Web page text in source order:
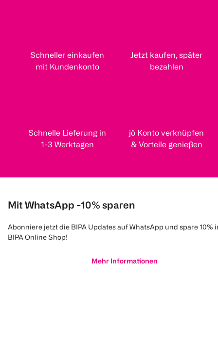
Schneller einkaufen
mit Kundenkonto
Jetzt kaufen, später
bezahlen
Schnelle Lieferung in
1-3 Werktagen
jö Konto verknüpfen
& Vorteile genießen
Mit WhatsApp -10% sparen
Abonniere jetzt die BIPA Updates auf WhatsApp und spare 10%
BIPA Online Shop!
Mehr Informationen